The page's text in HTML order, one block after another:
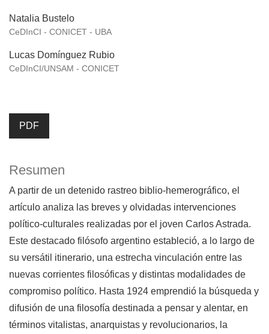
Natalia Bustelo
CeDInCI - CONICET - UBA
Lucas Domínguez Rubio
CeDInCI/UNSAM - CONICET
PDF
Resumen
A partir de un detenido rastreo biblio-hemerográfico, el
artículo analiza las breves y olvidadas intervenciones
político-culturales realizadas por el joven Carlos Astrada.
Este destacado filósofo argentino estableció, a lo largo de
su versátil itinerario, una estrecha vinculación entre las
nuevas corrientes filosóficas y distintas modalidades de
compromiso político. Hasta 1924 emprendió la búsqueda y
difusión de una filosofía destinada a pensar y alentar, en
términos vitalistas, anarquistas y revolucionarios, la